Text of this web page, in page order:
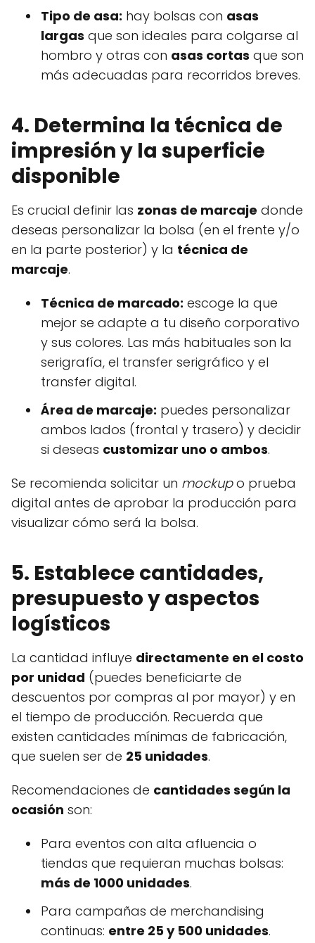
Tipo de asa: hay bolsas con asas
largas que son ideales para colgarse al
hombro y otras con asas cortas que son
más adecuadas para recorridos breves.
4. Determina la técnica de
impresión y la superficie
disponible
Es crucial definir las zonas de marcaje donde
deseas personalizar la bolsa (en el frente y/o
en la parte posterior) y la técnica de
marcaje.
Técnica de marcado: escoge la que
mejor se adapte a tu diseño corporativo
y sus colores. Las más habituales son la
serigrafía, el transfer serigráfico y el
transfer digital.
Área de marcaje: puedes personalizar
ambos lados (frontal y trasero) y decidir
si deseas customizar uno o ambos.
Se recomienda solicitar un mockupo prueba
digital antes de aprobar la producción para
visualizar cómo será la bolsa.
5. Establece cantidades,
presupuesto y aspectos
logísticos
La cantidad influye directamente en el costo
por unidad (puedes beneficiarte de
descuentos por compras al por mayor) y en
el tiempo de producción. Recuerda que
existen cantidades mínimas de fabricación,
que suelen ser de 25 unidades.
Recomendaciones de cantidades según la
ocasión son:
Para eventos con alta afluencia o
tiendas que requieran muchas bolsas:
más de 1000 unidades.
Para campañas de merchandising
continuas: entre 25 y 500 unidades.